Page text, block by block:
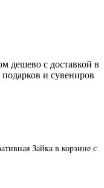
дешево с доставкой в
и сувениров
Зайка в корзине